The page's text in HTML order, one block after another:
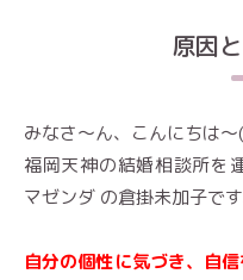
原因
みなさ～ん、こんにちは～
福岡天神の結婚相談所を
マゼンダ の倉掛未加子で
自分の個性に気づき、自